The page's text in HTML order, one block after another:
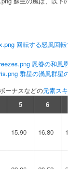
回転する怒風回転
恩眷の和風
群星の渦風群星
ーナスなどの元素ス
5
6
15.90 16.80